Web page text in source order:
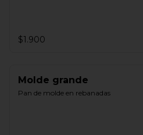
$1.900
Molde grande
Pan de molde en rebanadas